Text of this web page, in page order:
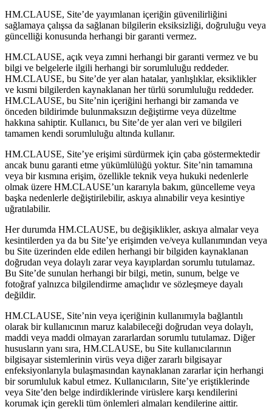
HM.CLAUSE, Site’de yayımlanan içeriğin güvenilirliğini
sağlamaya çalışsa da sağlanan bilgilerin eksiksizliği, doğruluğu veya
güncelliği konusunda herhangi bir garanti vermez.
HM.CLAUSE, açık veya zımni herhangi bir garanti vermez ve bu
bilgi ve belgelerle ilgili herhangi bir sorumluluğu reddeder.
HM.CLAUSE, bu Site’de yer alan hatalar, yanlışlıklar, eksiklikler
ve kısmi bilgilerden kaynaklanan her türlü sorumluluğu reddeder.
HM.CLAUSE, bu Site’nin içeriğini herhangi bir zamanda ve
önceden bildirimde bulunmaksızın değiştirme veya düzeltme
hakkına sahiptir. Kullanıcı, bu Site’de yer alan veri ve bilgileri
tamamen kendi sorumluluğu altında kullanır.
HM.CLAUSE, Site’ye erişimi sürdürmek için çaba göstermektedir
ancak bunu garanti etme yükümlülüğü yoktur. Site’nin tamamına
veya bir kısmına erişim, özellikle teknik veya hukuki nedenlerle
olmak üzere HM.CLAUSE’un kararıyla bakım, güncelleme veya
başka nedenlerle değiştirilebilir, askıya alınabilir veya kesintiye
uğratılabilir.
Her durumda HM.CLAUSE, bu değişiklikler, askıya almalar veya
kesintilerden ya da bu Site’ye erişimden ve/veya kullanımından veya
bu Site üzerinden elde edilen herhangi bir bilgiden kaynaklanan
doğrudan veya dolaylı zarar veya kayıplardan sorumlu tutulamaz.
Bu Site’de sunulan herhangi bir bilgi, metin, sunum, belge ve
fotoğraf yalnızca bilgilendirme amaçlıdır ve sözleşmeye dayalı
değildir.
HM.CLAUSE, Site’nin veya içeriğinin kullanımıyla bağlantılı
olarak bir kullanıcının maruz kalabileceği doğrudan veya dolaylı,
maddi veya maddi olmayan zararlardan sorumlu tutulamaz. Diğer
hususların yanı sıra, HM.CLAUSE, bu Site kullanıcılarının
bilgisayar sistemlerinin virüs veya diğer zararlı bilgisayar
enfeksiyonlarıyla bulaşmasından kaynaklanan zararlar için herhangi
bir sorumluluk kabul etmez. Kullanıcıların, Site’ye eriştiklerinde
veya Site’den belge indirdiklerinde virüslere karşı kendilerini
korumak için gerekli tüm önlemleri almaları kendilerine aittir.